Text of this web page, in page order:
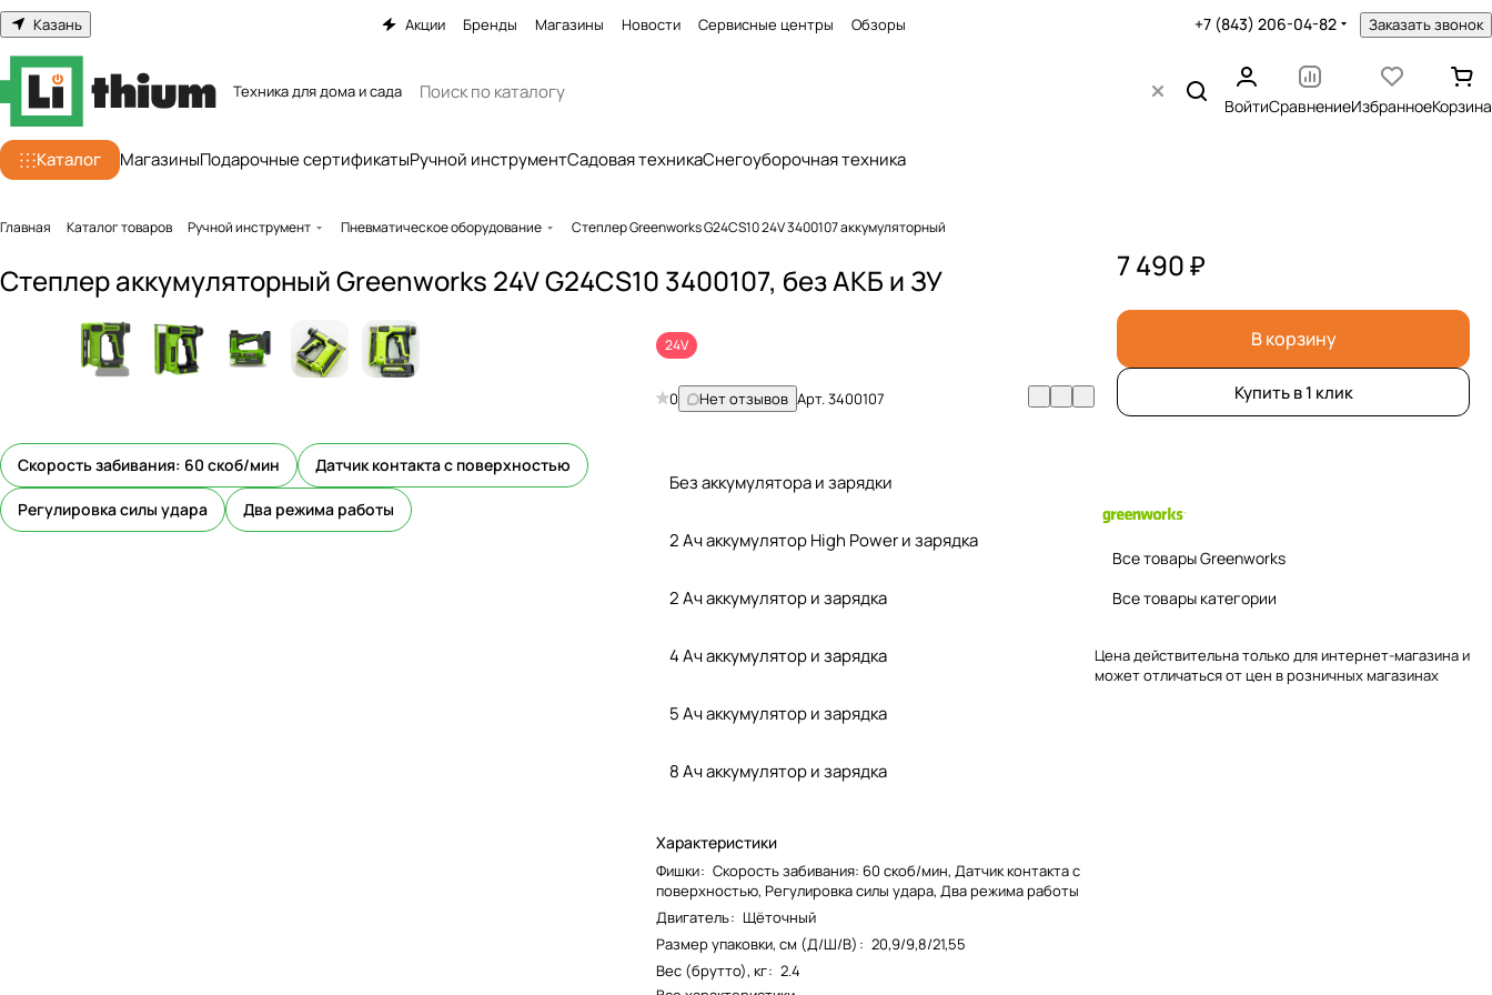
Казань Акции Бренды Магазины Новости Сервисные центры Обзоры +7 (843) 206-04-82 Заказать звонок
Техника для дома и сада
ВойтиСравнениеИзбранноеКорзина
Каталог МагазиныПодарочные сертификатыРучной инструментСадовая техникаСнегоуборочная техника
Главная Каталог товаров Ручной инструмент Пневматическое оборудование Степлер Greenworks G24CS10 24V 3400107 аккумуляторный
Степлер аккумуляторный Greenworks 24V G24CS10 3400107, без АКБ и ЗУ
Скорость забивания: 60 скоб/мин Датчик контакта с поверхностью
Регулировка силы удара Два режима работы
24V
0 Нет отзывов Арт.3400107
Без аккумулятора и зарядки
2 Ач аккумулятор High Power и зарядка
2 Ач аккумулятор и зарядка
4 Ач аккумулятор и зарядка
5 Ач аккумулятор и зарядка
8 Ач аккумулятор и зарядка
Характеристики
Фишки: Скорость забивания: 60 скоб/мин, Датчик контакта с
поверхностью, Регулировка силы удара, Два режима работы
Двигатель: Щёточный
Размер упаковки, см (Д/Ш/В) : 20,9/9,8/21,55
Вес (брутто), кг: 2.4
7 490 ₽
В корзину
Купить в 1 клик
Все товары Greenworks
Все товары категории
Цена действительна только для интернет-магазина и
может отличаться от цен в розничных магазинах